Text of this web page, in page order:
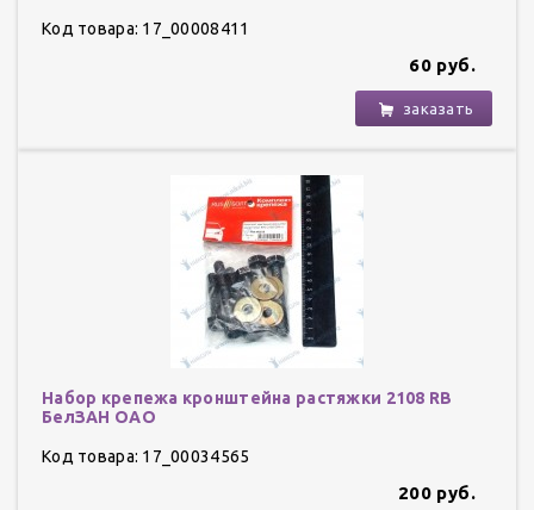
Код товара: 17_00008411
60 руб.
заказать
Набор крепежа кронштейна растяжки 2108 RB
БелЗАН ОАО
Код товара: 17_00034565
200 руб.